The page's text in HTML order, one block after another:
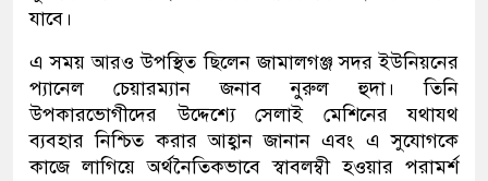
যাবে।
এ সময় আরও উপস্থিত ছিলেন জামালগঞ্জ সদর ইউনিয়নের
প্যানেল চেয়ারম্যান জনাব নুরুল হুদা। তিনি
উপকারভোগীদের উদ্দেশ্যে সেলাই মেশিনের যথাযথ
ব্যবহার নিশ্চিত করার আহ্বান জানান এবং এ সুযোগকে
কাজে লাগিয়ে অর্থনৈতিকভাবে স্বাবলম্বী হওয়ার পরামর্শ